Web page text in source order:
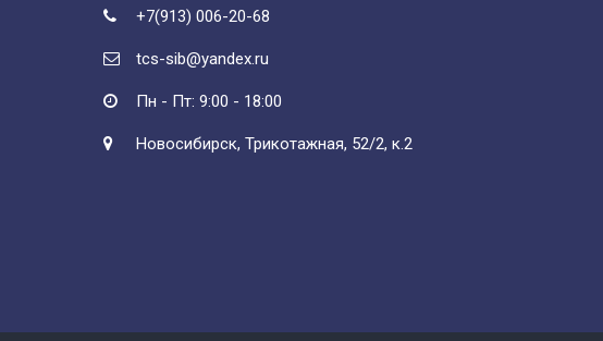
+7(913) 006-20-68
tcs-sib@yandex.ru
Пн - Пт: 9:00 - 18:00
Новосибирск, Трикотажная, 52/2, к.2